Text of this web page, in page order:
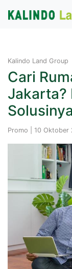
Kalindo Land Group
Cari
Jakarta?
Promo | 10 Oktober